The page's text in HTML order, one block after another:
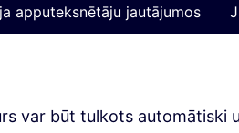
apputeksnētāju jautājumos
var būt tulkots automātiski